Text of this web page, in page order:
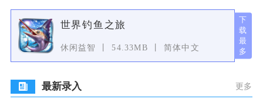
世界钓鱼之旅
休闲益智 54.33MB 简体中文
最新录入 更多